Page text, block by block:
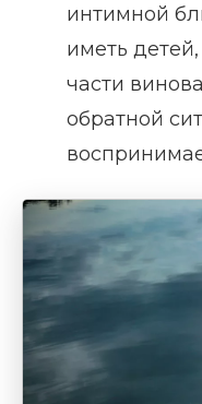
интимной
иметь
части
обратной